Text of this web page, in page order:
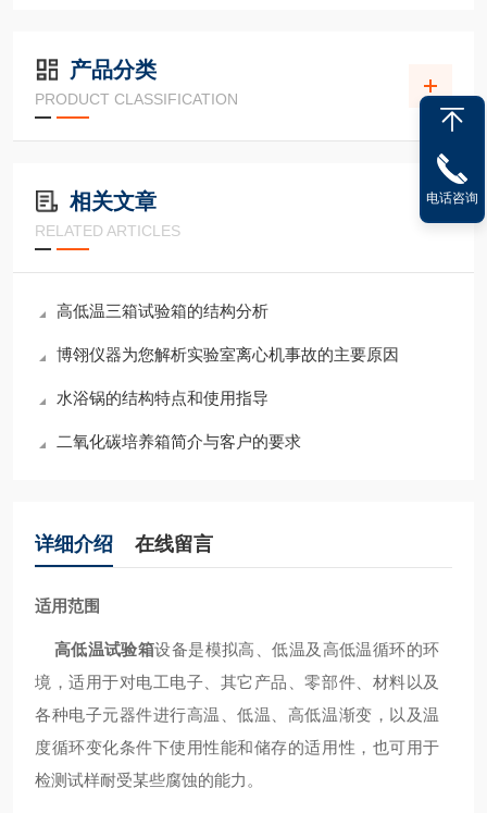
产品分类
PRODUCT CLASSIFICATION
相关文章
RELATED ARTICLES
高低温三箱试验箱的结构分析
博翎仪器为您解析实验室离心机事故的主要原因
水浴锅的结构特点和使用指导
二氧化碳培养箱简介与客户的要求
详细介绍 在线留言
适用范围
高低温试验箱设备是模拟高、低温及高低温循环的环
境，适用于对电工电子、其它产品、零部件、材料以及
各种电子元器件进行高温、低温、高低温渐变，以及温
度循环变化条件下使用性能和储存的适用性，也可用于
检测试样耐受某些腐蚀的能力。
电话咨询